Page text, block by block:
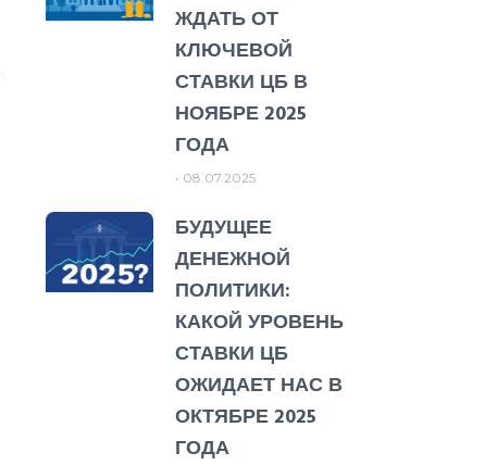
ЖДАТЬ ОТ
КЛЮЧЕВОЙ
СТАВКИ ЦБ В
НОЯБРЕ 2025
ГОДА
08.07.2025
БУДУЩЕЕ
ДЕНЕЖНОЙ
ПОЛИТИКИ:
КАКОЙ УРОВЕНЬ
СТАВКИ ЦБ
ОЖИДАЕТ НАС В
ОКТЯБРЕ 2025
ГОДА